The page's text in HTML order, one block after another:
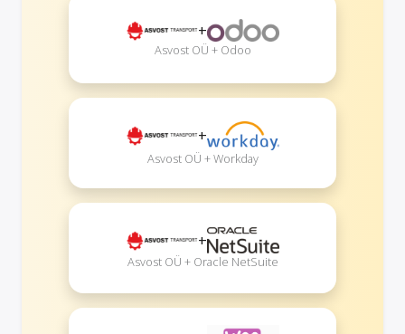
+
Asvost OÜ + Odoo
+
Asvost OÜ + Workday
+
Asvost OÜ + Oracle NetSuite